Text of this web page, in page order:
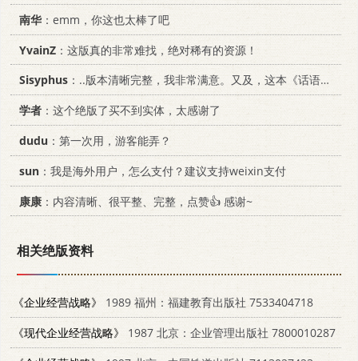
南华：emm，你这也太棒了吧
YvainZ ：这版真的非常难找，绝对稀有的资源！
Sisyphus ：..版本清晰完整，我非常满意。又及，这本《话语的真相》...
学者 ：这个绝版了买不到实体，太感谢了
dudu ：第一次用，游客能弄？
sun ：我是海外用户，怎么支付？建议支持weixin支付
康康 ：内容清晰、很平整、完整，点赞👍 感谢~
相关绝版资料
《企业经营战略》
1989 福州：福建教育出版社 7533404718
《现代企业经营战略》
1987 北京：企业管理出版社 7800010287